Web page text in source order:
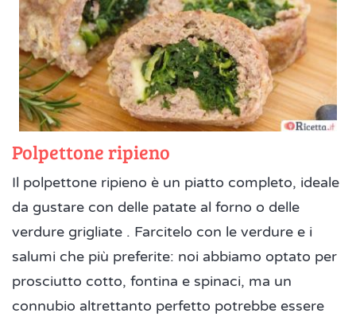
Polpettone ripieno
Il polpettone ripieno è un piatto completo, ideale
da gustare con delle patate al forno o delle
verdure grigliate . Farcitelo con le verdure e i
salumi che più preferite: noi abbiamo optato per
prosciutto cotto, fontina e spinaci, ma un
connubio altrettanto perfetto potrebbe essere